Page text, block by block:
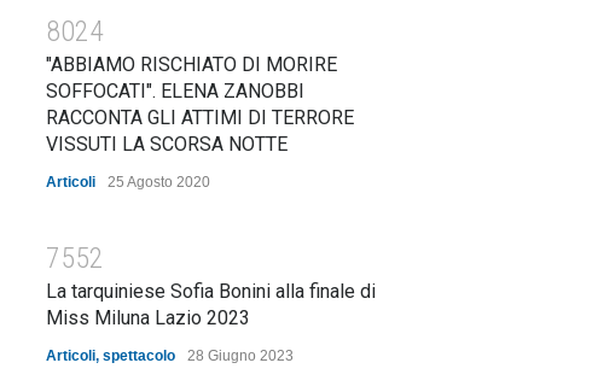
8024
"ABBIAMO RISCHIATO DI MORIRE
SOFFOCATI". ELENA ZANOBBI
RACCONTA GLI ATTIMI DI TERRORE
VISSUTI LA SCORSA NOTTE
Articoli 25 Agosto 2020
7552
La tarquiniese Sofia Bonini alla finale di
Miss Miluna Lazio 2023
Articoli, spettacolo 28 Giugno 2023